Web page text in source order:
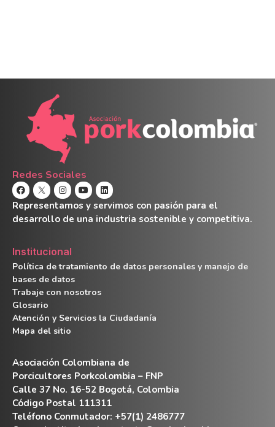
Redes Sociales
Representamos y servimos con pasión para el
desarrollo de una industria sostenible y competitiva.
Institucional
Política de tratamiento de datos personales y manejo de
bases de datos
Trabaje con nosotros
Glosario
Atención y Servicios la Ciudadanía
Mapa del sitio
Asociación Colombiana de
Porcicultores Porkcolombia – FNP
Calle 37 No. 16-52 Bogotá, Colombia
Código Postal 111311
Teléfono Conmutador: +57(1) 2486777